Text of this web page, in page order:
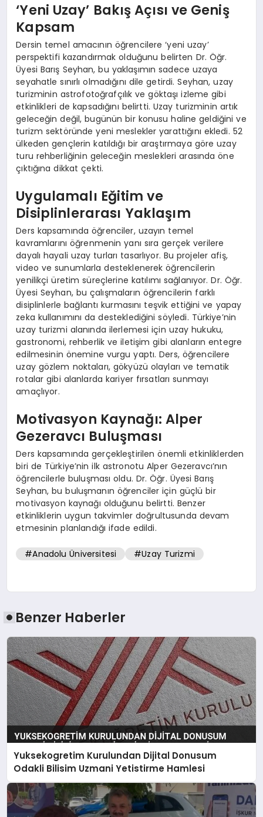
‘Yeni Uzay’ Bakış Açısı ve Geniş
Kapsam
Dersin temel amacının öğrencilere ‘yeni uzay’
perspektifi kazandırmak olduğunu belirten Dr. Öğr.
Üyesi Barış Seyhan, bu yaklaşımın sadece uzaya
seyahatle sınırlı olmadığını dile getirdi. Seyhan, uzay
turizminin astrofotoğrafçılık ve göktaşı izleme gibi
etkinlikleri de kapsadığını belirtti. Uzay turizminin artık
geleceğin değil, bugünün bir konusu haline geldiğini ve
turizm sektöründe yeni meslekler yarattığını ekledi. 52
ülkeden gençlerin katıldığı bir araştırmaya göre uzay
turu rehberliğinin geleceğin meslekleri arasında öne
çıktığına dikkat çekti.
Uygulamalı Eğitim ve
Disiplinlerarası Yaklaşım
Ders kapsamında öğrenciler, uzayın temel
kavramlarını öğrenmenin yanı sıra gerçek verilere
dayalı hayali uzay turları tasarlıyor. Bu projeler afiş,
video ve sunumlarla desteklenerek öğrencilerin
yenilikçi üretim süreçlerine katılımı sağlanıyor. Dr. Öğr.
Üyesi Seyhan, bu çalışmaların öğrencilerin farklı
disiplinlerle bağlantı kurmasını teşvik ettiğini ve yapay
zeka kullanımını da desteklediğini söyledi. Türkiye’nin
uzay turizmi alanında ilerlemesi için uzay hukuku,
gastronomi, rehberlik ve iletişim gibi alanların entegre
edilmesinin önemine vurgu yaptı. Ders, öğrencilere
uzay gözlem noktaları, gökyüzü olayları ve tematik
rotalar gibi alanlarda kariyer fırsatları sunmayı
amaçlıyor.
Motivasyon Kaynağı: Alper
Gezeravcı Buluşması
Ders kapsamında gerçekleştirilen önemli etkinliklerden
biri de Türkiye’nin ilk astronotu Alper Gezeravcı’nın
öğrencilerle buluşması oldu. Dr. Öğr. Üyesi Barış
Seyhan, bu buluşmanın öğrenciler için güçlü bir
motivasyon kaynağı olduğunu belirtti. Benzer
etkinliklerin uygun takvimler doğrultusunda devam
etmesinin planlandığı ifade edildi.
#Anadolu Üniversitesi #Uzay Turizmi
Benzer Haberler
Yuksekogretim Kurulundan Dijital Donusum
Odakli Bilisim Uzmani Yetistirme Hamlesi